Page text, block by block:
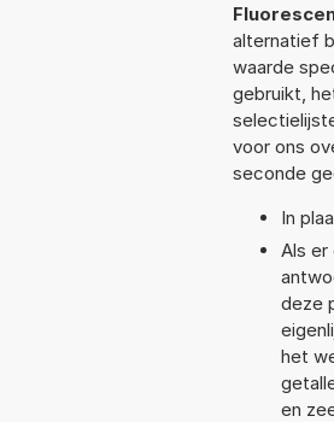
alternatief
waarde
gebruikt,
voor ons
seconde
In
Als
deze
het
en